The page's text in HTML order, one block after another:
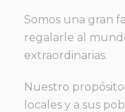
Somos una gran
regalarle al
extraordinarias.
Nuestro
locales y a sus